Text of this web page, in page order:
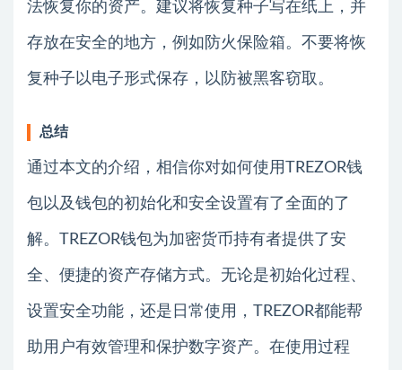
法恢复你的资产。建议将恢复种子写在纸上，并
存放在安全的地方，例如防火保险箱。不要将恢
复种子以电子形式保存，以防被黑客窃取。
总结
通过本文的介绍，相信你对如何使用TREZOR钱
包以及钱包的初始化和安全设置有了全面的了
解。TREZOR钱包为加密货币持有者提供了安
全、便捷的资产存储方式。无论是初始化过程、
设置安全功能，还是日常使用，TREZOR都能帮
助用户有效管理和保护数字资产。在使用过程